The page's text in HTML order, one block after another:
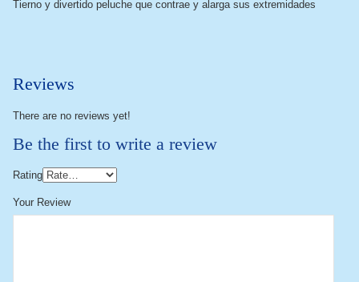
Tierno y divertido peluche que contrae y alarga sus extremidades
Reviews
There are no reviews yet!
Be the first to write a review
Rating
Your Review